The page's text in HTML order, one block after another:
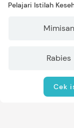
Pelajari Istilah
Mimisan
Rabies
Cek